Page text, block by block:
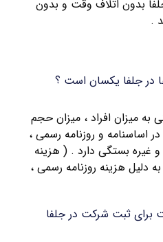
بدون اتلاف وقت و بدون
.
در جلفا یکسان است ؟
میزان افراد ، میزان حجم
و روزنامه رسمی ،
و غیره بستگی دارد . ( هزینه
هزینه روزنامه رسمی ،
ثبت شرکت در جلفا